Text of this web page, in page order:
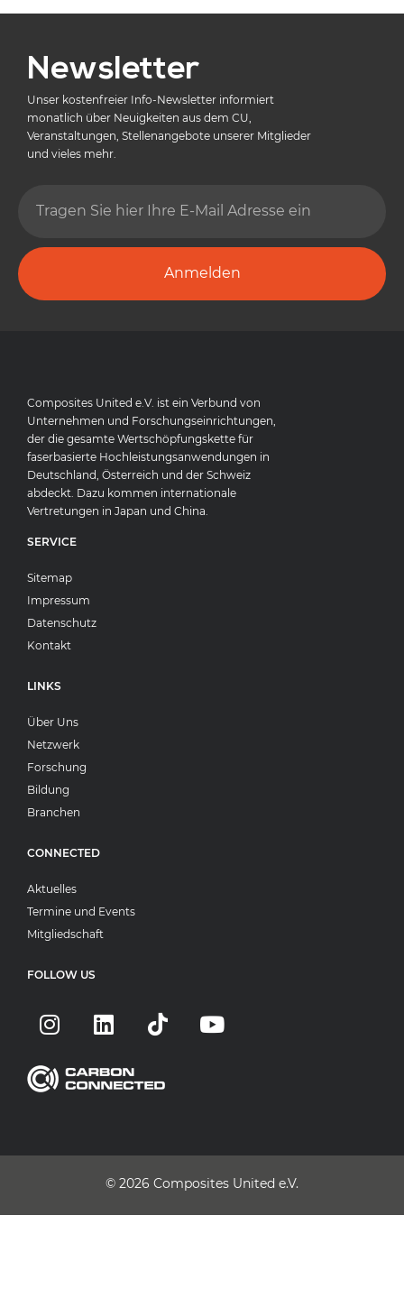
Newsletter
Unser kostenfreier Info-Newsletter informiert
monatlich über Neuigkeiten aus dem CU,
Veranstaltungen, Stellenangebote unserer Mitglieder
und vieles mehr.
Anmelden
Composites United e.V. ist ein Verbund von
Unternehmen und Forschungseinrichtungen,
der die gesamte Wertschöpfungskette für
faserbasierte Hochleistungsanwendungen in
Deutschland, Österreich und der Schweiz
abdeckt. Dazu kommen internationale
Vertretungen in Japan und China.
SERVICE
Sitemap
Impressum
Datenschutz
Kontakt
LINKS
Über Uns
Netzwerk
Forschung
Bildung
Branchen
CONNECTED
Aktuelles
Termine und Events
Mitgliedschaft
FOLLOW US
© 2026 Composites United e.V.